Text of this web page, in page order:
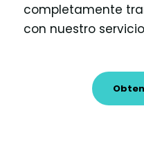
completamente
con nuestro